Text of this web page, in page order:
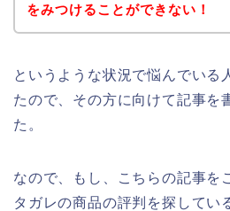
をみつけることができない！
というような状況で悩んでいる
たので、その方に向けて記事を
た。
なので、もし、こちらの記事を
タガレの商品の評判を探してい